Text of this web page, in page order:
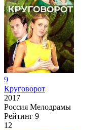
9
Круговорот
2017
Россия Мелодрамы
Рейтинг 9
12